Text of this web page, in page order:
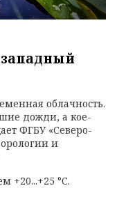
облачность.
дожди, а кое-
ФГБУ «Северо-
и
+20...+25 °C.